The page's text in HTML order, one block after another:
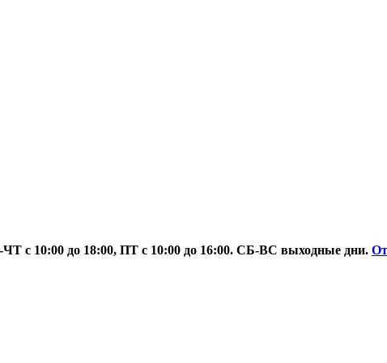
с 10:00 до 18:00, ПТ с 10:00 до 16:00. СБ-ВС выходные дни.